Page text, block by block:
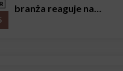
branża reaguje na